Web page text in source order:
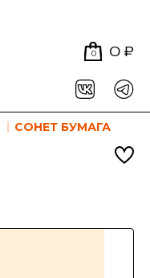
0 0 ₽
СОНЕТ БУМАГА